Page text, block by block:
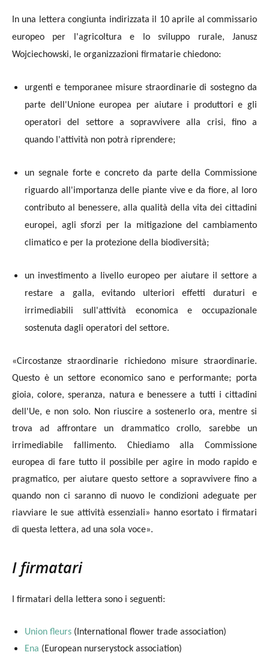
In una lettera congiunta indirizzata il 10 aprile al commissario
europeo per l'agricoltura e lo sviluppo rurale, Janusz
Wojciechowski, le organizzazioni firmatarie chiedono:
urgenti e temporanee misure straordinarie di sostegno da
parte dell'Unione europea per aiutare i produttori e gli
operatori del settore a sopravvivere alla crisi, fino a
quando l'attività non potrà riprendere;
un segnale forte e concreto da parte della Commissione
riguardo all'importanza delle piante vive e da fiore, al loro
contributo al benessere, alla qualità della vita dei cittadini
europei, agli sforzi per la
mitigazione del cambiamento
climatico e per la protezione della biodiversità;
un investimento a livello europeo per aiutare il settore a
restare a galla, evitando ulteriori effetti duraturi e
irrimediabili sull'attività economica e occupazionale
sostenuta dagli operatori del settore.
«Circostanze straordinarie richiedono misure straordinarie.
Questo è un settore economico sano e performante; porta
gioia, colore, speranza, natura e benessere a tutti i cittadini
dell'Ue, e non solo. Non riuscire a sostenerlo ora, mentre si
trova ad affrontare un drammatico crollo, sarebbe un
irrimediabile fallimento. Chiediamo alla Commissione
europea di fare tutto il possibile per agire in modo rapido e
pragmatico, per aiutare questo settore a sopravvivere fino a
quando non ci saranno di nuovo le condizioni adeguate per
riavviare le sue attività essenziali» hanno esortato i firmatari
di questa lettera, ad una sola voce».
I firmatari
I firmatari della lettera sono i seguenti:
Union fleurs (International flower trade association)
Ena (European nurserystock association)